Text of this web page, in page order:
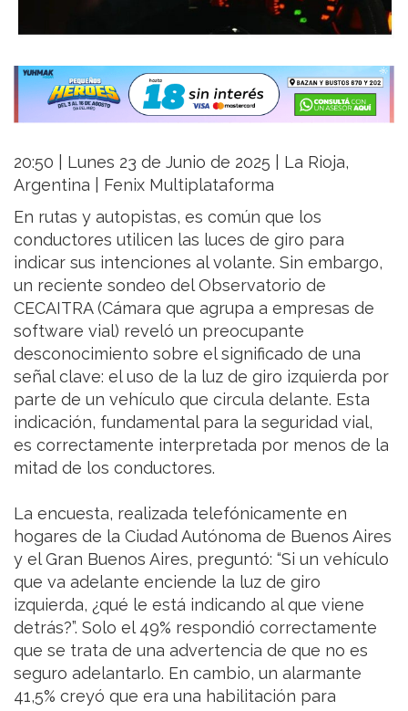
20:50 | Lunes 23 de Junio de 2025 | La Rioja,
Argentina | Fenix Multiplataforma
En rutas y autopistas, es común que los
conductores utilicen las luces de giro para
indicar sus intenciones al volante. Sin embargo,
un reciente sondeo del Observatorio de
CECAITRA (Cámara que agrupa a empresas de
software vial) reveló un preocupante
desconocimiento sobre el significado de una
señal clave: el uso de la luz de giro izquierda por
parte de un vehículo que circula delante. Esta
indicación, fundamental para la seguridad vial,
es correctamente interpretada por menos de la
mitad de los conductores.
La encuesta, realizada telefónicamente en
hogares de la Ciudad Autónoma de Buenos Aires
y el Gran Buenos Aires, preguntó: “Si un vehículo
que va adelante enciende la luz de giro
izquierda, ¿qué le está indicando al que viene
detrás?”. Solo el 49% respondió correctamente
que se trata de una advertencia de que no es
seguro adelantarlo. En cambio, un alarmante
41,5% creyó que era una habilitación para